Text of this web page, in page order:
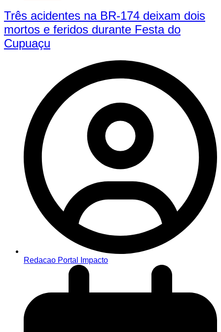
Três acidentes na BR-174 deixam dois
mortos e feridos durante Festa do
Cupuaçu
Redacao Portal Impacto